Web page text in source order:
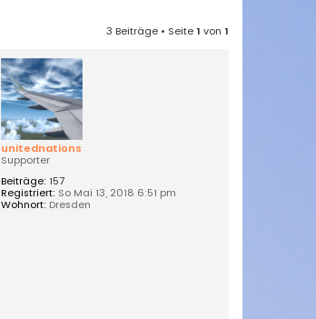
3 Beiträge • Seite1 von 1
unitednations
Supporter
Beiträge: 157
Registriert: So Mai 13, 2018 6:51 pm
Wohnort: Dresden